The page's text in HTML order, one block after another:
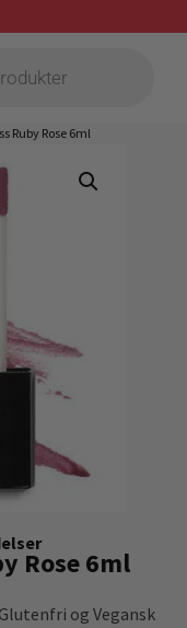
Ruby Rose 6ml
Rose 6ml
og Vegansk